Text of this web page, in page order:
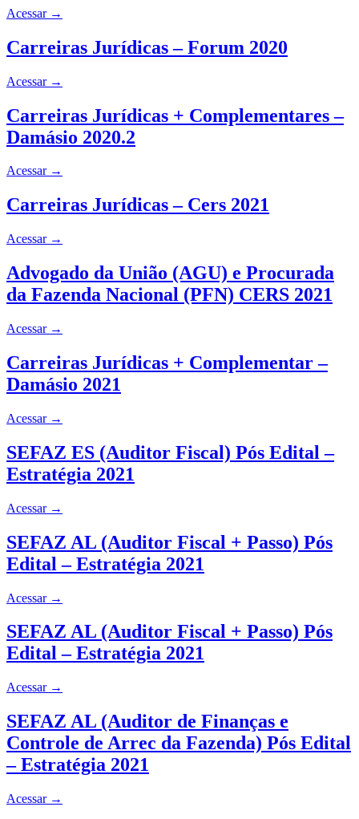
Acessar →
Carreiras Jurídicas – Forum 2020
Acessar →
Carreiras Jurídicas + Complementares –
Damásio 2020.2
Acessar →
Carreiras Jurídicas – Cers 2021
Acessar →
Advogado da União (AGU) e Procurada
da Fazenda Nacional (PFN) CERS 2021
Acessar →
Carreiras Jurídicas + Complementar –
Damásio 2021
Acessar →
SEFAZ ES (Auditor Fiscal) Pós Edital –
Estratégia 2021
Acessar →
SEFAZ AL (Auditor Fiscal + Passo) Pós
Edital – Estratégia 2021
Acessar →
SEFAZ AL (Auditor Fiscal + Passo) Pós
Edital – Estratégia 2021
Acessar →
SEFAZ AL (Auditor de Finanças e
Controle de Arrec da Fazenda) Pós Edital
– Estratégia 2021
Acessar →